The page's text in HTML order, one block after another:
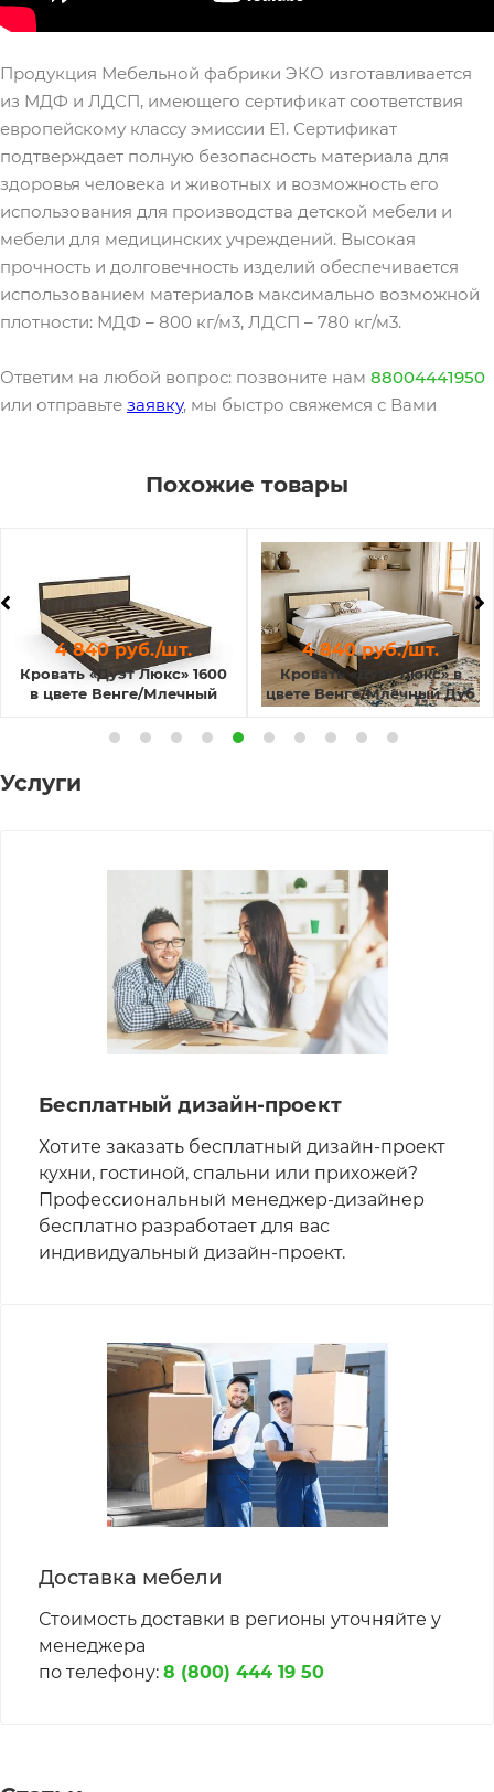
Продукция Мебельной фабрики ЭКО изготавливается
из МДФ и ЛДСП, имеющего сертификат соответствия
европейскому классу эмиссии Е1. Сертификат
подтверждает полную безопасность материала для
здоровья человека и животных и возможность его
использования для производства детской мебели и
мебели для медицинских учреждений. Высокая
прочность и долговечность изделий обеспечивается
использованием материалов максимально возможной
плотности: МДФ – 800 кг/м3, ЛДСП – 780 кг/м3.
Ответим на любой вопрос: позвоните нам 88004441950
или отправьте заявку, мы быстро свяжемся с Вами
Похожие товары
Кровать «Дуэт Люкс» 1600
в цвете Венге/Млечный
4 840 руб./шт.
Кровать «Дуэт Люкс» в
цвете Венге/Млечный Дуб
4 840 руб./шт.
Услуги
Бесплатный дизайн-проект
Хотите заказать бесплатный дизайн-проект
кухни, гостиной, спальни или прихожей?
Профессиональный менеджер-дизайнер
бесплатно разработает для вас
индивидуальный дизайн-проект.
Доставка мебели
Стоимость доставки в регионы уточняйте у
менеджера
по телефону:8 (800) 444 19 50